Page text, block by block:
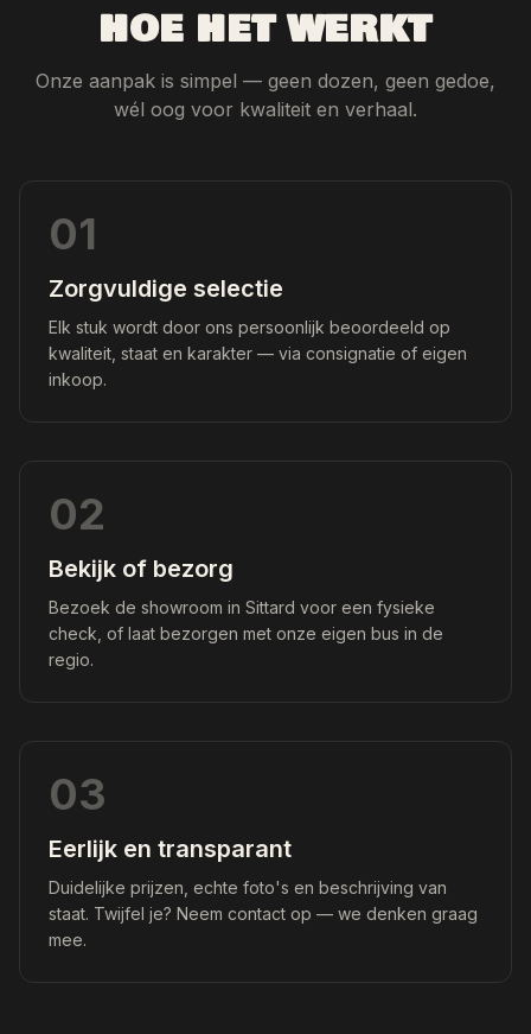
HOE HET WERKT
Onze aanpak is simpel — geen dozen, geen gedoe,
wél oog voor kwaliteit en verhaal.
01
Zorgvuldige selectie
Elk stuk wordt door ons persoonlijk beoordeeld op
kwaliteit, staat en karakter — via consignatie of eigen
inkoop.
02
Bekijk of bezorg
Bezoek de showroom in Sittard voor een fysieke
check, of laat bezorgen met onze eigen bus in de
regio.
03
Eerlijk en transparant
Duidelijke prijzen, echte foto's en beschrijving van
staat. Twijfel je? Neem contact op — we denken graag
mee.